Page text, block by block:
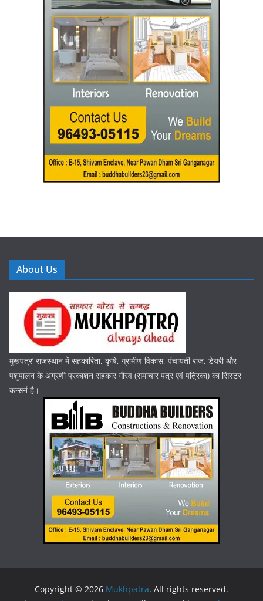
About Us
मुखपत्र’ राजस्थान में सहकारिता, कृषि, ग्रामीण विकास, पंचायती राज, डेयरी और
पशुपालन के अग्रणी प्रकाशन सहकार गौरव (समाचार पत्र एवं पत्रिका) का सिस्टर
कन्सर्न है।
Copyright © 2026 Mukhpatra. All rights reserved.